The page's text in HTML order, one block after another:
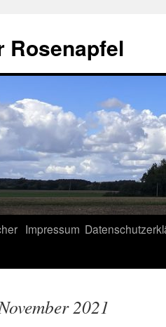
Rosenapfel
Impressum
2021